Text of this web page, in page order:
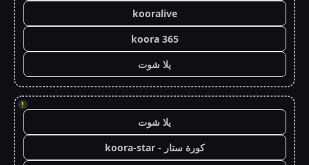
kooralive
koora 365
يلا شوت
!
يلا شوت
كورة ستار - koora-star